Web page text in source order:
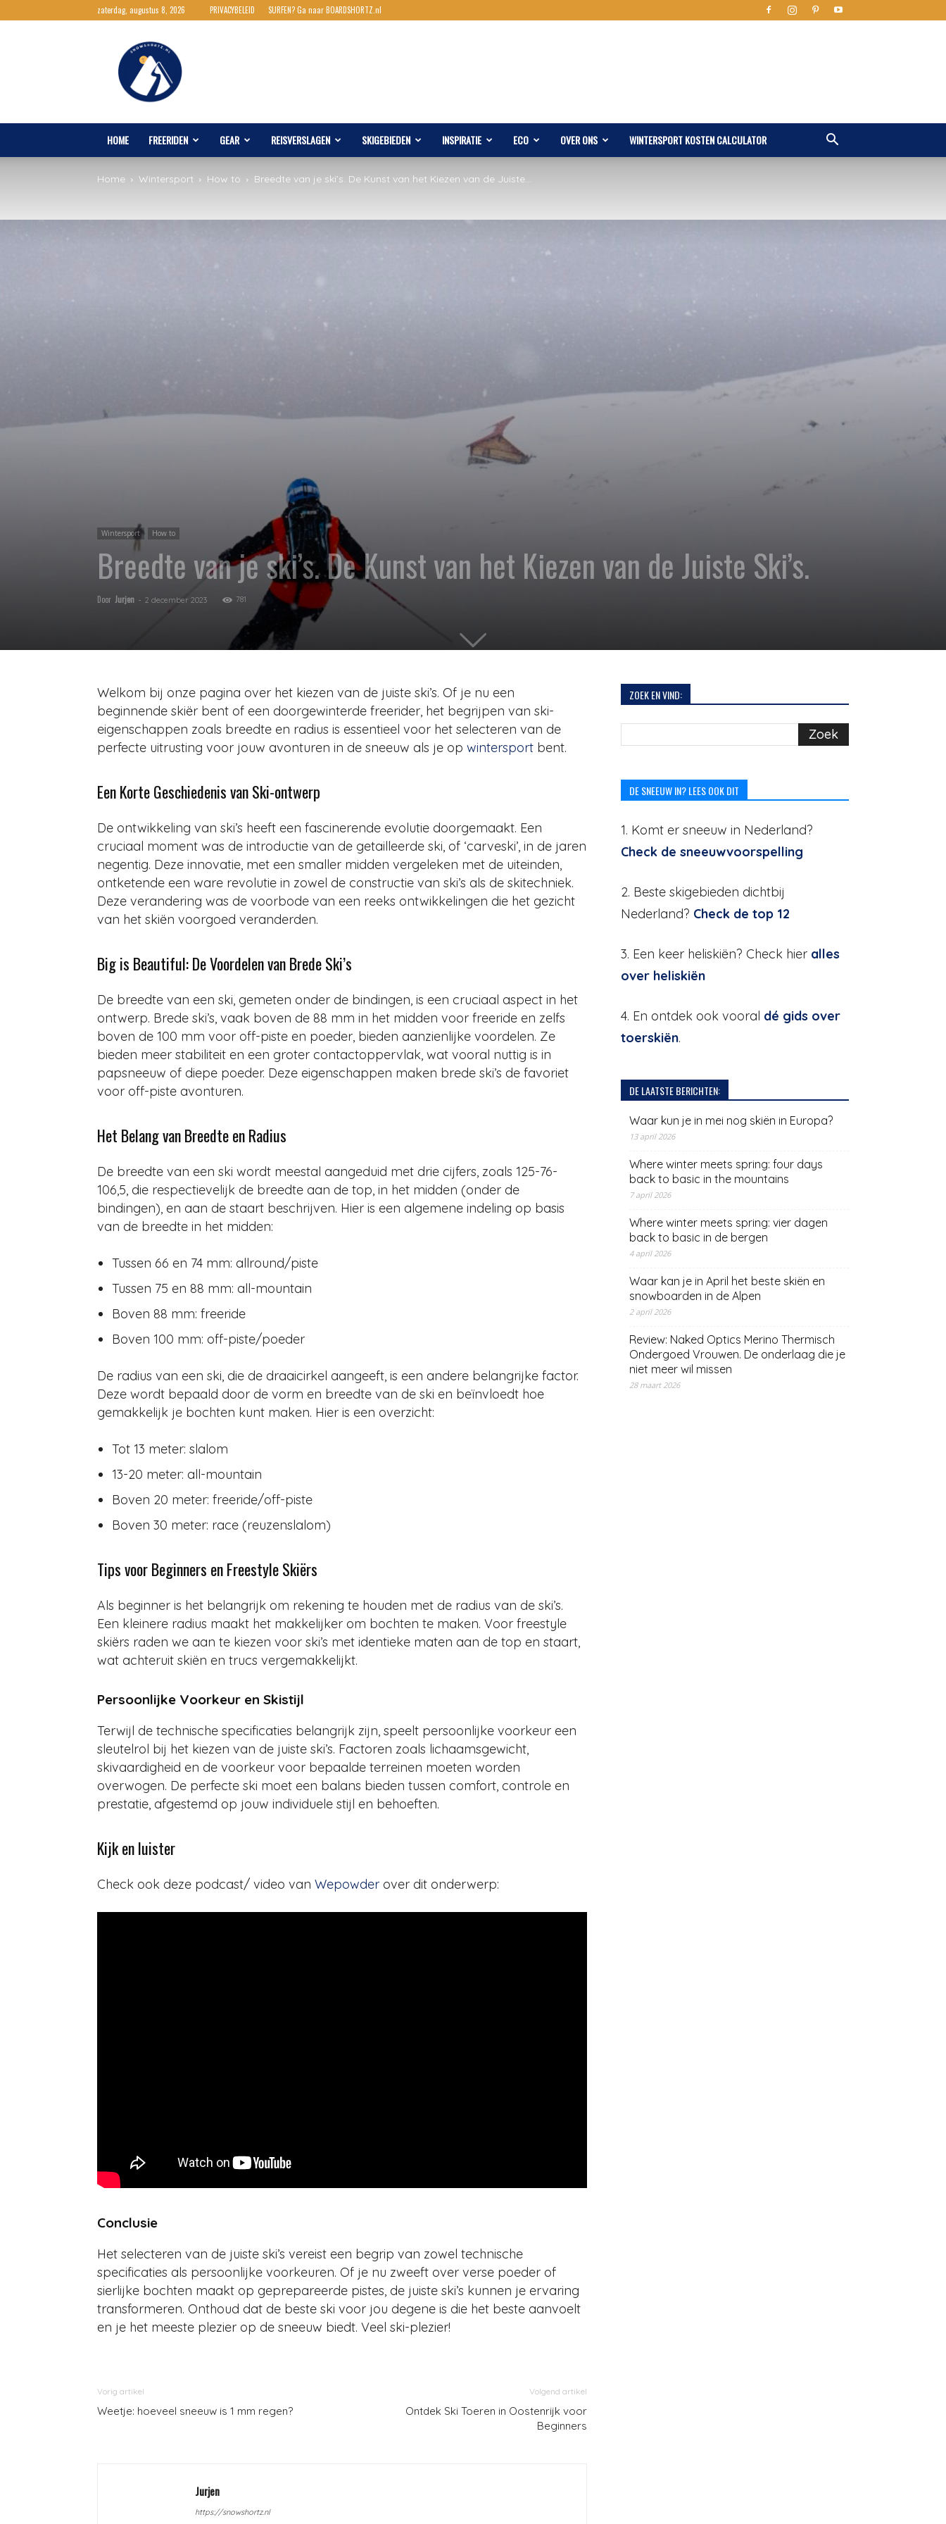
zaterdag, augustus 8, 2026 PRIVACYBELEID SURFEN? Ga naar BOARDSHORTZ.nl
Snowshortz.nl
HOME FREERIDEN GEAR REISVERSLAGEN SKIGEBIEDEN INSPIRATIE ECO OVER ONS WINTERSPORT KOSTEN CALCULATOR
Home Wintersport How to Breedte van je ski’s. De Kunst van het Kiezen van de Juiste...
Wintersport How to
Breedte van je ski’s. De Kunst van het Kiezen van de Juiste Ski’s.
Door Jurjen - 2 december 2023 781
Welkom bij onze pagina over het kiezen van de juiste ski’s. Of je nu een
beginnende skiër bent of een doorgewinterde freerider, het begrijpen van ski-
eigenschappen zoals breedte en radius is essentieel voor het selecteren van de
perfecte uitrusting voor jouw avonturen in de sneeuw als je op wintersport bent.
Een Korte Geschiedenis van Ski-ontwerp
De ontwikkeling van ski’s heeft een fascinerende evolutie doorgemaakt. Een
cruciaal moment was de introductie van de getailleerde ski, of ‘carveski’, in de jaren
negentig. Deze innovatie, met een smaller midden vergeleken met de uiteinden,
ontketende een ware revolutie in zowel de constructie van ski’s als de skitechniek.
Deze verandering was de voorbode van een reeks ontwikkelingen die het gezicht
van het skiën voorgoed veranderden.
Big is Beautiful: De Voordelen van Brede Ski’s
De breedte van een ski, gemeten onder de bindingen, is een cruciaal aspect in het
ontwerp. Brede ski’s, vaak boven de 88 mm in het midden voor freeride en zelfs
boven de 100 mm voor off-piste en poeder, bieden aanzienlijke voordelen. Ze
bieden meer stabiliteit en een groter contactoppervlak, wat vooral nuttig is in
papsneeuw of diepe poeder. Deze eigenschappen maken brede ski’s de favoriet
voor off-piste avonturen.
Het Belang van Breedte en Radius
De breedte van een ski wordt meestal aangeduid met drie cijfers, zoals 125-76-
106,5, die respectievelijk de breedte aan de top, in het midden (onder de
bindingen), en aan de staart beschrijven. Hier is een algemene indeling op basis
van de breedte in het midden:
Tussen 66 en 74 mm: allround/piste
Tussen 75 en 88 mm: all-mountain
Boven 88 mm: freeride
Boven 100 mm: off-piste/poeder
De radius van een ski, die de draaicirkel aangeeft, is een andere belangrijke factor.
Deze wordt bepaald door de vorm en breedte van de ski en beïnvloedt hoe
gemakkelijk je bochten kunt maken. Hier is een overzicht:
Tot 13 meter: slalom
13-20 meter: all-mountain
Boven 20 meter: freeride/off-piste
Boven 30 meter: race (reuzenslalom)
Tips voor Beginners en Freestyle Skiërs
Als beginner is het belangrijk om rekening te houden met de radius van de ski’s.
Een kleinere radius maakt het makkelijker om bochten te maken. Voor freestyle
skiërs raden we aan te kiezen voor ski’s met identieke maten aan de top en staart,
wat achteruit skiën en trucs vergemakkelijkt.
Persoonlijke Voorkeur en Skistijl
Terwijl de technische specificaties belangrijk zijn, speelt persoonlijke voorkeur een
sleutelrol bij het kiezen van de juiste ski’s. Factoren zoals lichaamsgewicht,
skivaardigheid en de voorkeur voor bepaalde terreinen moeten worden
overwogen. De perfecte ski moet een balans bieden tussen comfort, controle en
prestatie, afgestemd op jouw individuele stijl en behoeften.
Kijk en luister
Check ook deze podcast/ video van Wepowder over dit onderwerp:
Conclusie
Het selecteren van de juiste ski’s vereist een begrip van zowel technische
specificaties als persoonlijke voorkeuren. Of je nu zweeft over verse poeder of
sierlijke bochten maakt op geprepareerde pistes, de juiste ski’s kunnen je ervaring
transformeren. Onthoud dat de beste ski voor jou degene is die het beste aanvoelt
en je het meeste plezier op de sneeuw biedt. Veel ski-plezier!
Vorig artikel
Weetje: hoeveel sneeuw is 1 mm regen?
Volgend artikel
Ontdek Ski Toeren in Oostenrijk voor
Beginners
Jurjen
https://snowshortz.nl
ZOEK EN VIND:
DE SNEEUW IN? LEES OOK DIT
1. Komt er sneeuw in Nederland?
Check de sneeuwvoorspelling
2. Beste skigebieden dichtbij
Nederland? Check de top 12
3. Een keer heliskiën? Check hier alles
over heliskiën
4. En ontdek ook vooral dé gids over
toerskiën.
DE LAATSTE BERICHTEN:
Waar kun je in mei nog skiën in Europa?
13 april 2026
Where winter meets spring: four days
back to basic in the mountains
7 april 2026
Where winter meets spring: vier dagen
back to basic in de bergen
4 april 2026
Waar kan je in April het beste skiën en
snowboarden in de Alpen
2 april 2026
Review: Naked Optics Merino Thermisch
Ondergoed Vrouwen. De onderlaag die je
niet meer wil missen
28 maart 2026